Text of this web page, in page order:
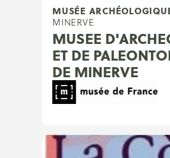
MUSÉE
MINERVE
MUSEE
ET DE
DE MINERVE